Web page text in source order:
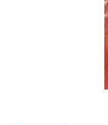
Hình ảnh